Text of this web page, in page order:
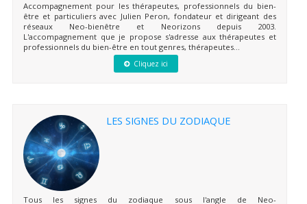
Accompagnement pour les thérapeutes, professionnels du bien-
être et particuliers avec Julien Peron, fondateur et dirigeant des
réseaux Neo-bienêtre et Neorizons depuis 2003.
L'accompagnement que je propose s'adresse aux thérapeutes et
professionnels du bien-être en tout genres, thérapeutes...
Cliquez ici
LES SIGNES DU ZODIAQUE
Tous les signes du zodiaque sous l'angle de Neo-